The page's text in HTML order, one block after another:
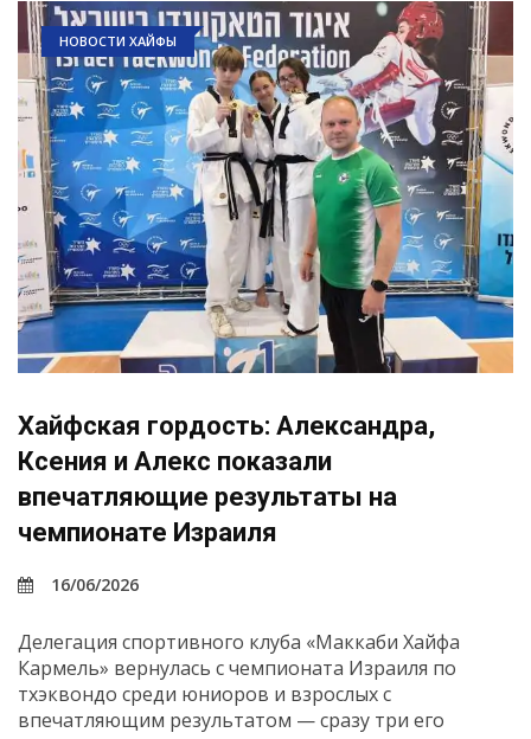
НОВОСТИ ХАЙФЫ
Хайфская гордость: Александра,
Ксения и Алекс показали
впечатляющие результаты на
чемпионате Израиля
16/06/2026
Делегация спортивного клуба «Маккаби Хайфа
Кармель» вернулась с чемпионата Израиля по
тхэквондо среди юниоров и взрослых с
впечатляющим результатом — сразу три его